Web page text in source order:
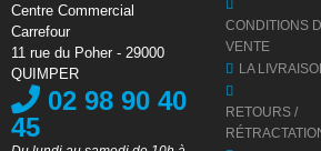
Centre Commercial
Carrefour
11 rue du Poher - 29000
QUIMPER
02 98 90 40
45
CONDITIONS
VENTE
LA
RETOURS /